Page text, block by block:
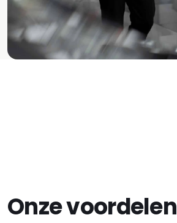
Onze voordelen